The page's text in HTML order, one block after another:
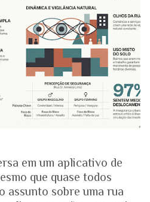
em um aplicativo de
que quase todos
assunto sobre uma rua